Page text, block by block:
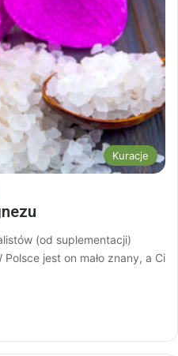
Kuracje
(od suplementacji)
jest on mało znany, a Ci